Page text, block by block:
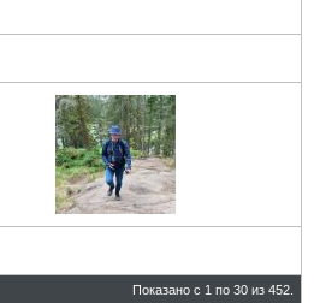
Показано с 1 по 30 из 452.